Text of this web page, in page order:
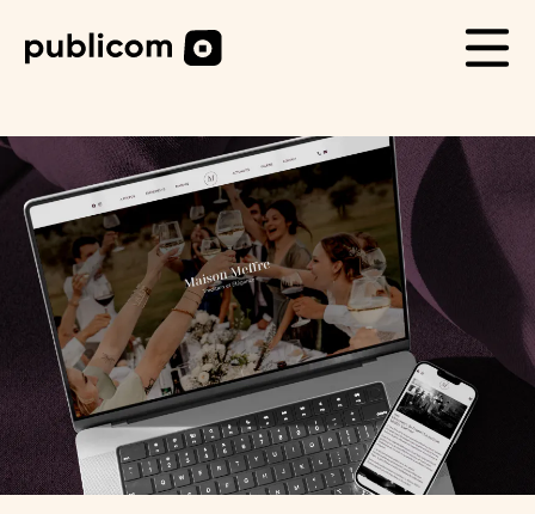
CAS CLIENTS
Life
Blog
Carrière
Contact